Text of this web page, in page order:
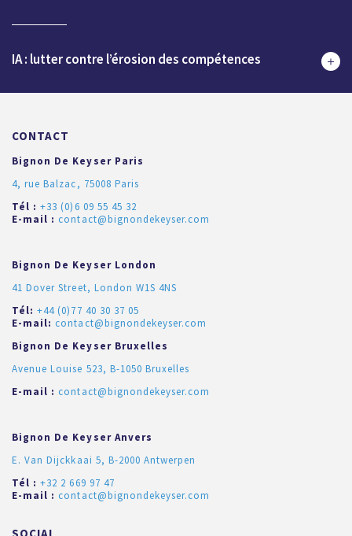
IA : lutter contre l’érosion des compétences
CONTACT
Bignon De Keyser Paris
4, rue Balzac, 75008 Paris
Tél :+33 (0)6 09 55 45 32
E-mail : contact@bignondekeyser.com
Bignon De Keyser London
41 Dover Street, London W1S 4NS
Tél:+44 (0)77 40 30 37 05
E-mail: contact@bignondekeyser.com
Bignon De Keyser Bruxelles
Avenue Louise 523, B-1050 Bruxelles
E-mail : contact@bignondekeyser.com
Bignon De Keyser Anvers
E. Van Dijckkaai 5, B-2000 Antwerpen
Tél :+32 2 669 97 47
E-mail : contact@bignondekeyser.com